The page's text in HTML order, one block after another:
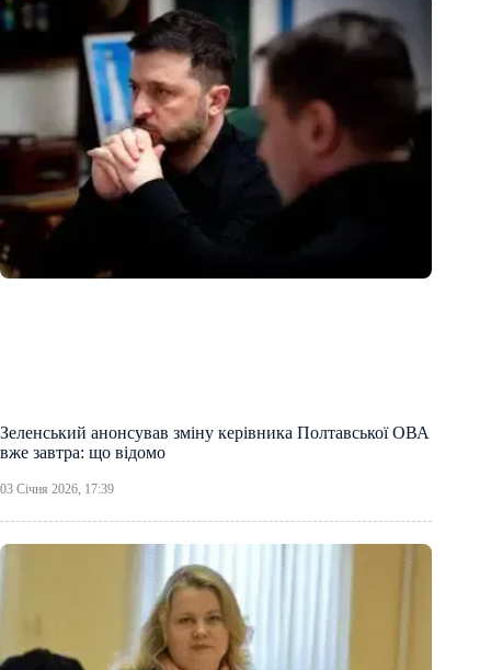
Зеленський анонсував зміну керівника Полтавської ОВА
вже завтра: що відомо
03 Січня 2026, 17:39